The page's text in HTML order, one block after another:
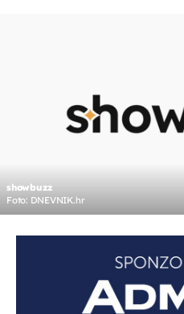
showbuzz
Foto: DNEVNIK.hr
OMOGUĆI